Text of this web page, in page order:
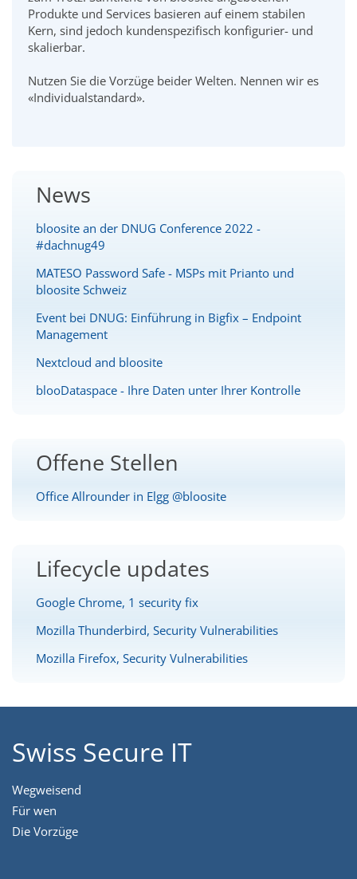
Produkte und Services basieren auf einem stabilen
Kern, sind jedoch kundenspezifisch konfigurier- und
skalierbar.
Nutzen Sie die Vorzüge beider Welten. Nennen wir es
«Individualstandard».
News
bloosite an der DNUG Conference 2022 -
#dachnug49
MATESO Password Safe - MSPs mit Prianto und
bloosite Schweiz
Event bei DNUG: Einführung in Bigfix – Endpoint
Management
Nextcloud and bloosite
blooDataspace - Ihre Daten unter Ihrer Kontrolle
Offene Stellen
Office Allrounder in Elgg @bloosite
Lifecycle updates
Google Chrome, 1 security fix
Mozilla Thunderbird, Security Vulnerabilities
Mozilla Firefox, Security Vulnerabilities
Swiss Secure IT
Wegweisend
Für wen
Die Vorzüge